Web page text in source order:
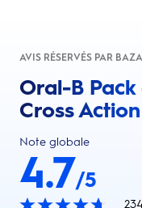
AVIS RÉSERVÉS PAR
Oral-B
Cross
Note globale
4.7/5
234